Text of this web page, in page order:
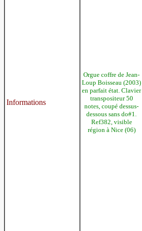
Informations
Orgue coffre de Jean-
Loup Boisseau (2003)
en parfait état. Clavier
transpositeur 50
notes, coupé dessus-
dessous sans do#1.
Ref382, visible
région à Nice (06)